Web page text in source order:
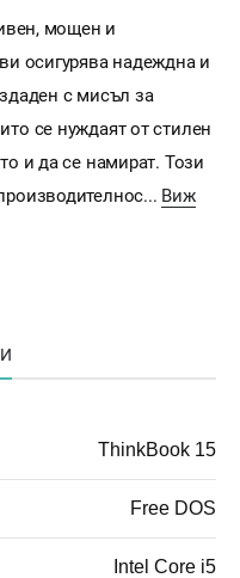
мощен и
осигурява надеждна и
с мисъл за
се нуждаят от стилен
и да се намират. Този
Виж
ThinkBook 15
Free DOS
Intel Core i5